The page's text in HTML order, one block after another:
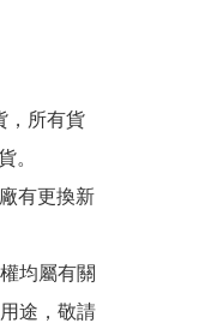
，所有貨
。
有更換新
均屬有關
途，敬請